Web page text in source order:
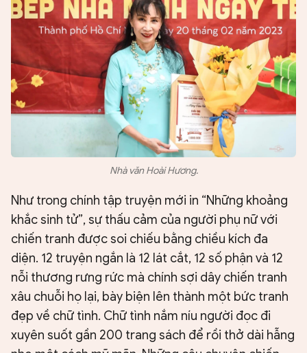
Nhà văn Hoài Hương.
Như trong chính tập truyện mới in “Những khoảng
khắc sinh tử”, sự thấu cảm của người phụ nữ với
chiến tranh được soi chiếu bằng chiều kích đa
diện. 12 truyện ngắn là 12 lát cắt, 12 số phận và 12
nỗi thương rưng rức mà chính sợi dây chiến tranh
xâu chuỗi họ lại, bày biện lên thành một bức tranh
đẹp về chữ tình. Chữ tình nắm níu người đọc đi
xuyên suốt gần 200 trang sách để rồi thở dài hẫng